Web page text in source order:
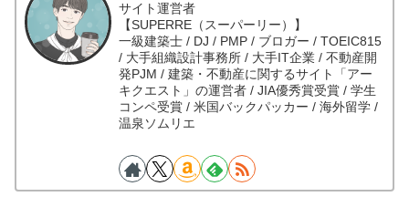
サイト運営者
【SUPERRE（スーパーリー）】
一級建築士 / DJ / PMP / ブロガー / TOEIC815
/ 大手組織設計事務所 / 大手IT企業 / 不動産開
発PJM / 建築・不動産に関するサイト「アー
キクエスト」の運営者 / JIA優秀賞受賞 / 学生
コンペ受賞 / 米国バックパッカー / 海外留学 /
温泉ソムリエ